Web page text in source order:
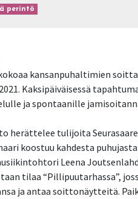
perintö
kansanpuhaltimien
Kaksipäiväisessä
ja spontaanille
herättelee tulijoita
koostuu kahdesta
Leena
tilaa “Pillipuutarhassa”,
ja antaa soittonäytteitä.